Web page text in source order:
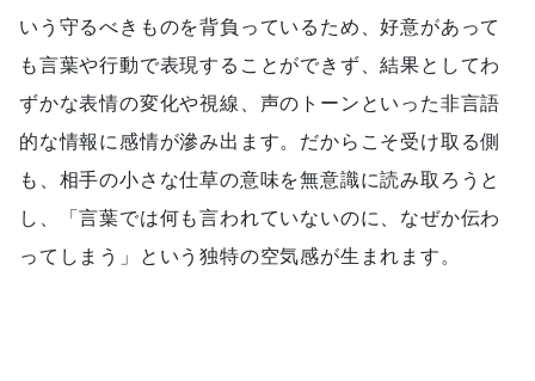
いう守るべきものを背負っているため、好意があって
も言葉や行動で表現することができず、結果としてわ
ずかな表情の変化や視線、声のトーンといった非言語
的な情報に感情が滲み出ます。だからこそ受け取る側
も、相手の小さな仕草の意味を無意識に読み取ろうと
し、「言葉では何も言われていないのに、なぜか伝わ
ってしまう」という独特の空気感が生まれます。